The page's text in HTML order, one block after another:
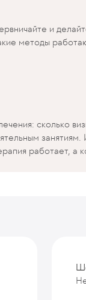
и
методы
сколько
работает, а